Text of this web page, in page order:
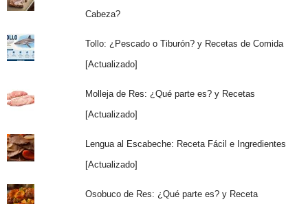
Cabeza?
Tollo: ¿Pescado o Tiburón? y Recetas de Comida
[Actualizado]
Molleja de Res: ¿Qué parte es? y Recetas
[Actualizado]
Lengua al Escabeche: Receta Fácil e Ingredientes
[Actualizado]
Osobuco de Res: ¿Qué parte es? y Receta